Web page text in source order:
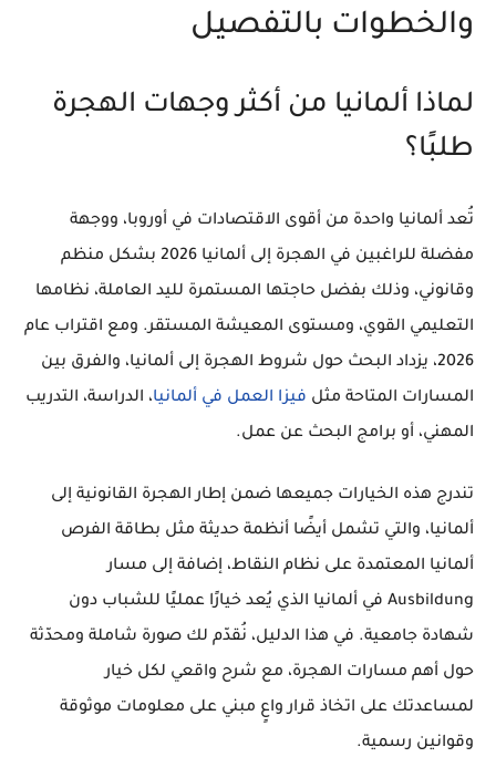
والخطوات بالتفصيل
لماذا ألمانيا من أكثر وجهات الهجرة
طلبًا؟
تُعد ألمانيا واحدة من أقوى الاقتصادات في أوروبا، ووجهة
مفضلة للراغبين في الهجرة إلى ألمانيا 2026
بشكل منظم
وقانوني، وذلك بفضل حاجتها المستمرة لليد العاملة، نظامها
التعليمي القوي، ومستوى المعيشة المستقر. ومع اقتراب عام
2026، يزداد البحث حول
شروط الهجرة إلى ألمانيا، والفرق بين
المسارات المتاحة مثل فيزا العمل في ألمانيا، الدراسة، التدريب
المهني، أو برامج البحث عن عمل.
تندرج هذه الخيارات جميعها ضمن إطارالهجرة القانونية إلى
ألمانيا، والتي تشمل أيضًا أنظمة حديثة مثل بطاقة الفرص
ألمانيا المعتمدة على نظام النقاط، إضافة إلى مسار
Ausbildung في ألمانيا
الذي يُعد خيارًا عمليًا للشباب دون
شهادة جامعية. في هذا الدليل، نُقدّم لك صورة شاملة ومحدّثة
حول أهم مسارات الهجرة، مع شرح واقعي لكل خيار
لمساعدتك على اتخاذ قرار واعٍ مبني على معلومات موثوقة
وقوانين رسمية.